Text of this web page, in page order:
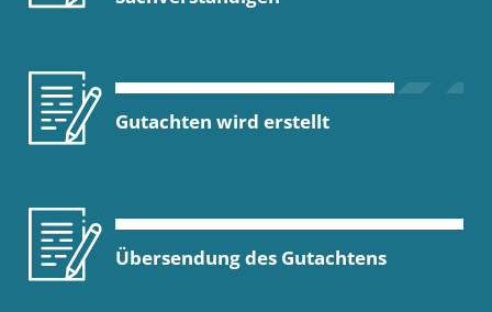
Gutachten wird erstellt
Übersendung des Gutachtens